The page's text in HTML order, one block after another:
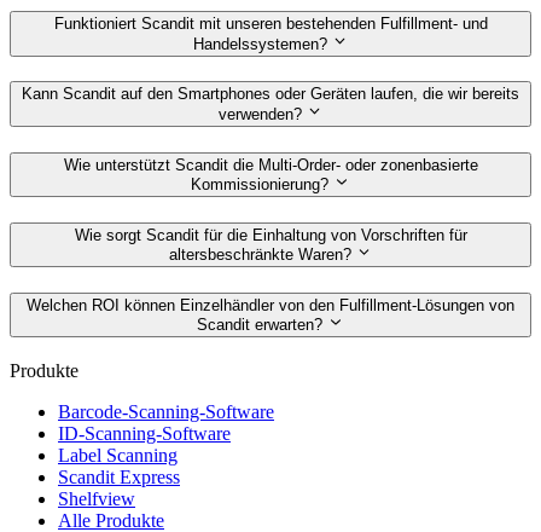
Funktioniert Scandit mit unseren bestehenden Fulfillment- und
Handelssystemen?
Kann Scandit auf den Smartphones oder Geräten laufen, die wir bereits
verwenden?
Wie unterstützt Scandit die Multi-Order- oder zonenbasierte
Kommissionierung?
Wie sorgt Scandit für die Einhaltung von Vorschriften für
altersbeschränkte Waren?
Welchen ROI können Einzelhändler von den Fulfillment-Lösungen von
Scandit erwarten?
Produkte
Barcode-Scanning-Software
ID-Scanning-Software
Label Scanning
Scandit Express
Shelfview
Alle Produkte